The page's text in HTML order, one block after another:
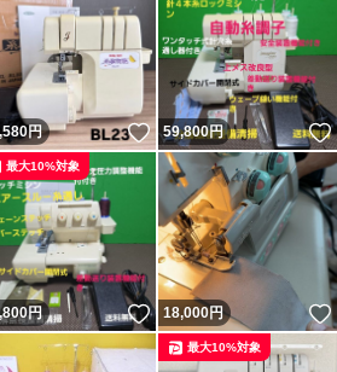
ね！
円 いいね！
59,800円
ね！
円 いいね！
最大10%対象
18,000円
最大10%対象